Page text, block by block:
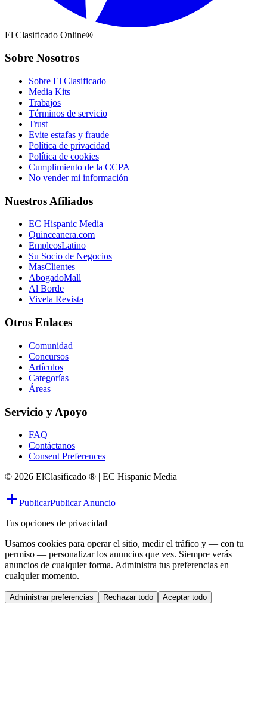
El Clasificado Online®
Sobre Nosotros
Sobre El Clasificado
Media Kits
Trabajos
Términos de servicio
Trust
Evite estafas y fraude
Política de privacidad
Política de cookies
Cumplimiento de la CCPA
No vender mi información
Nuestros Afiliados
EC Hispanic Media
Quinceanera.com
EmpleosLatino
Su Socio de Negocios
MasClientes
AbogadoMall
Al Borde
Vivela Revista
Otros Enlaces
Comunidad
Concursos
Artículos
Categorías
Áreas
Servicio y Apoyo
FAQ
Contáctanos
Consent Preferences
© 2026 ElClasificado ® | EC Hispanic Media
PublicarPublicar Anuncio
Tus opciones de privacidad
Usamos cookies para operar el sitio, medir el tráfico y — con tu
permiso — personalizar los anuncios que ves. Siempre verás
anuncios de cualquier forma. Administra tus preferencias en
cualquier momento.
Administrar preferencias Rechazar todo Aceptar todo